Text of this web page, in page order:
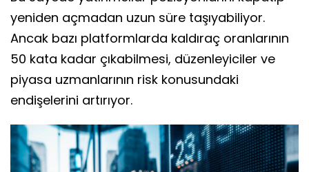
yeniden açmadan uzun süre taşıyabiliyor.
Ancak bazı platformlarda kaldıraç oranlarının
50 kata kadar çıkabilmesi, düzenleyiciler ve
piyasa uzmanlarının risk konusundaki
endişelerini artırıyor.